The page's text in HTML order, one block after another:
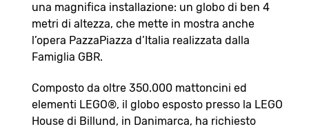
una magnifica installazione: un globo di ben 4
metri di altezza, che mette in mostra anche
l’opera PazzaPiazza d’Italia realizzata dalla
Famiglia GBR.
Composto da oltre 350.000 mattoncini ed
elementi LEGO®, il globo esposto presso la LEGO
House di Billund, in Danimarca, ha richiesto